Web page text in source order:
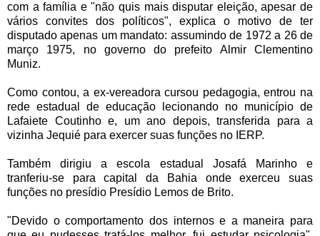
com a família e "não quis mais disputar eleição, apesar de
vários convites dos políticos", explica o motivo de ter
disputado apenas um mandato: assumindo de 1972 a 26 de
março 1975, no governo do prefeito Almir Clementino
Muniz.
Como contou, a ex-vereadora cursou pedagogia, entrou na
rede estadual de educação lecionando no município de
Lafaiete Coutinho e, um ano depois, transferida para a
vizinha Jequié para exercer suas funções no IERP.
Também dirigiu a escola estadual Josafá Marinho e
tranferiu-se para capital da Bahia onde exerceu suas
funções no presídio Presídio Lemos de Brito.
"Devido o comportamento dos internos e a maneira para